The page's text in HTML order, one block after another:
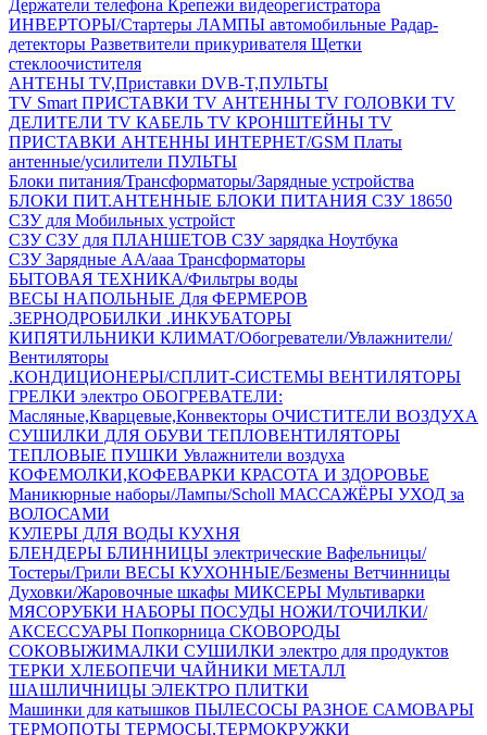
Держатели телефона Крепежи видеорегистратора
ИНВЕРТОРЫ/Стартеры ЛАМПЫ автомобильные Радар-
детекторы Разветвители прикуривателя Щетки
стеклоочистителя
АНТЕНЫ ТV,Приставки DVB-T,ПУЛЬТЫ
TV Smart ПРИСТАВКИ TV АНТЕННЫ TV ГОЛОВКИ TV
ДЕЛИТЕЛИ TV КАБЕЛЬ TV КРОНШТЕЙНЫ TV
ПРИСТАВКИ АНТЕННЫ ИНТЕРНЕТ/GSM Платы
антенные/усилители ПУЛЬТЫ
Блоки питания/Трансформаторы/Зарядные устройства
БЛОКИ ПИТ.АНТЕННЫЕ БЛОКИ ПИТАНИЯ СЗУ 18650
СЗУ для Мобильных устройст
СЗУСЗУ для ПЛАНШЕТОВ СЗУ зарядка Ноутбука
СЗУ Зарядные АА/ааа Трансформаторы
БЫТОВАЯ ТЕХНИКА/Фильтры воды
ВЕСЫ НАПОЛЬНЫЕ Для ФЕРМЕРОВ
.ЗЕРНОДРОБИЛКИ .ИНКУБАТОРЫ
КИПЯТИЛЬНИКИ КЛИМАТ/Обогреватели/Увлажнители/
Вентиляторы
.КОНДИЦИОНЕРЫ/СПЛИТ-СИСТЕМЫ ВЕНТИЛЯТОРЫ
ГРЕЛКИ электро ОБОГРЕВАТЕЛИ:
Масляные,Кварцевые,Конвекторы ОЧИСТИТЕЛИ ВОЗДУХА
СУШИЛКИ ДЛЯ ОБУВИ ТЕПЛОВЕНТИЛЯТОРЫ
ТЕПЛОВЫЕ ПУШКИ Увлажнители воздуха
КОФЕМОЛКИ,КОФЕВАРКИ КРАСОТА И ЗДОРОВЬЕ
Маникюрные наборы/Лампы/Scholl МАССАЖЁРЫ УХОД за
ВОЛОСАМИ
КУЛЕРЫ ДЛЯ ВОДЫ КУХНЯ
БЛЕНДЕРЫ БЛИННИЦЫ электрические Вафельницы/
Тостеры/Грили ВЕСЫ КУХОННЫЕ/Безмены Ветчинницы
Духовки/Жаровочные шкафы МИКСЕРЫ Мультиварки
МЯСОРУБКИ НАБОРЫ ПОСУДЫ НОЖИ/ТОЧИЛКИ/
АКСЕССУАРЫ Попкорница СКОВОРОДЫ
СОКОВЫЖИМАЛКИ СУШИЛКИ электро для продуктов
ТЕРКИ ХЛЕБОПЕЧИ ЧАЙНИКИ МЕТАЛЛ
ШАШЛИЧНИЦЫ ЭЛЕКТРО ПЛИТКИ
Машинки для катышков ПЫЛЕСОСЫ РАЗНОЕ САМОВАРЫ
ТЕРМОПОТЫ ТЕРМОСЫ,ТЕРМОКРУЖКИ